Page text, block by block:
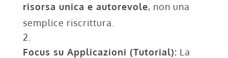
risorsa unica e autorevole, non una
semplice riscrittura.
Focus su Applicazioni (Tutorial): La